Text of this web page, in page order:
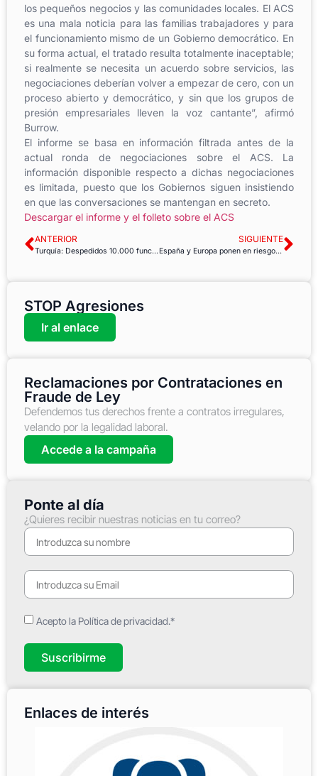
los pequeños negocios y las comunidades locales. El ACS
es una mala noticia para las familias trabajadores y para
el funcionamiento mismo de un Gobierno democrático. En
su forma actual, el tratado resulta totalmente inaceptable;
si realmente se necesita un acuerdo sobre servicios, las
negociaciones deberían volver a empezar de cero, con un
proceso abierto y democrático, y sin que los grupos de
presión empresariales lleven la voz cantante”, afirmó
Burrow.
El informe se basa en información filtrada antes de la
actual ronda de negociaciones sobre el ACS. La
información disponible respecto a dichas negociaciones
es limitada, puesto que los Gobiernos siguen insistiendo
en que las conversaciones se mantengan en secreto.
Descargar el informe y el folleto sobre el ACS
ANTERIOR
Turquía: Despedidos 10.000 funcionarios públicos más
SIGUIENTE
España y Europa ponen en riesgo derechos fundamentales al incumplir sus compromisos con la cooperación
STOP Agresiones
Ir al enlace
Reclamaciones por Contrataciones en
Fraude de Ley
Defendemos tus derechos frente a contratos irregulares,
velando por la legalidad laboral.
Accede a la campaña
Ponte al día
¿Quieres recibir nuestras noticias en tu correo?
Acepto la Política de privacidad.*
Suscribirme
Enlaces de interés